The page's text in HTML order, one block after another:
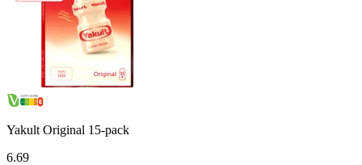
Yakult Original 15-pack
6.69